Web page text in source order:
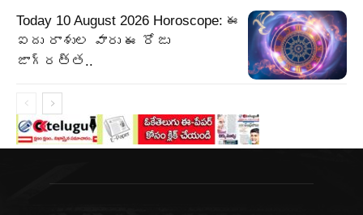
Today 10 August 2026 Horoscope: ఈ
ఐదు రాశుల వారు ఈ రోజు
జాగ్రత్త..